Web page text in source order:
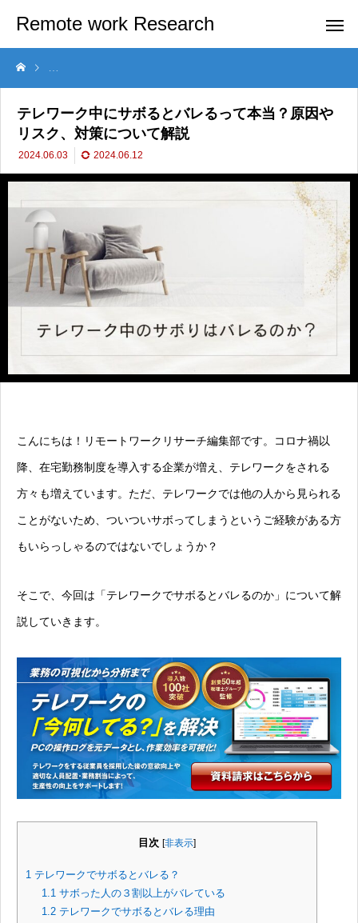
Remote work Research
テレワーク中にサボるとバレるって本当？原因やリスク、対策について
テレワーク中にサボるとバレるって本当？原因や
リスク、対策について解説
2024.06.03 2024.06.12
こんにちは！リモートワークリサーチ編集部です。コロナ禍以
降、在宅勤務制度を導入する企業が増え、テレワークをされる
方々も増えています。ただ、テレワークでは他の人から見られる
ことがないため、ついついサボってしまうというご経験がある方
もいらっしゃるのではないでしょうか？
そこで、今回は「テレワークでサボるとバレるのか」について解
説していきます。
目次 [非表示]
1 テレワークでサボるとバレる？
1.1サボった人の３割以上がバレている
1.2テレワークでサボるとバレる理由